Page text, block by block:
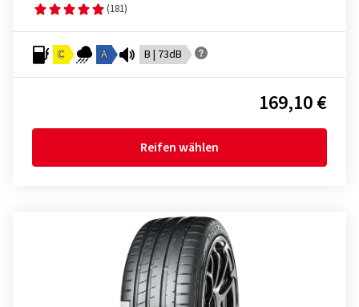
(181)
C A B | 73dB
169,10 €
Reifen wählen